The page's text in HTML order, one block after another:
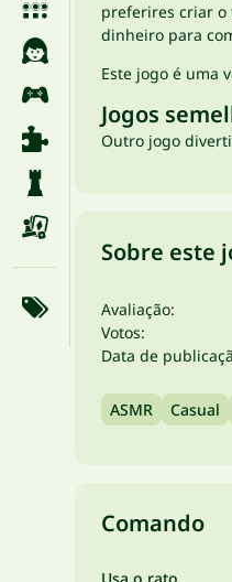
preferires criar o
dinheiro para
Este jogo é uma
Jogos
Outro jogo
Sobre este
Avaliação:
Votos:
Data de
ASMR Casual
Comando
Usa o rato